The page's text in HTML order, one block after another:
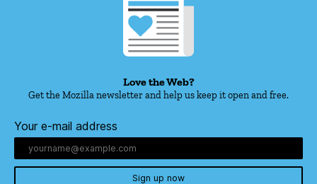
Love the Web?
Get the Mozilla newsletter and help us keep it open and free.
Your e-mail address
Sign up now